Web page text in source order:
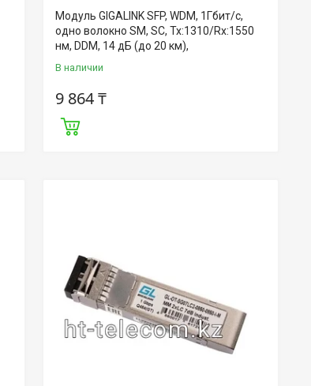
Модуль GIGALINK SFP, WDM, 1Гбит/c,
одно волокно SM, SC, Tx:1310/Rx:1550
нм, DDM, 14 дБ (до 20 км),
В наличии
9 864 ₸